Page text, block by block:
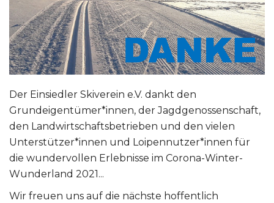
Der Einsiedler Skiverein e.V. dankt den
Grundeigentümer*innen, der Jagdgenossenschaft,
den Landwirtschaftsbetrieben und den vielen
Unterstützer*innen und Loipennutzer*innen für
die wundervollen Erlebnisse im Corona-Winter-
Wunderland 2021...
Wir freuen uns auf die nächste hoffentlich